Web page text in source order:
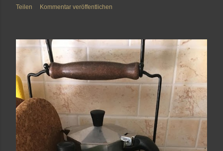
Teilen Kommentar veröffentlichen